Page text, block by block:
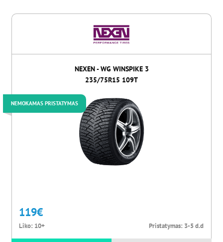
NEXEN - WG WINSPIKE 3
235/75R15 109T
NEMOKAMAS PRISTATYMAS
119€
Liko: 10+ Pristatymas: 3-5 d.d